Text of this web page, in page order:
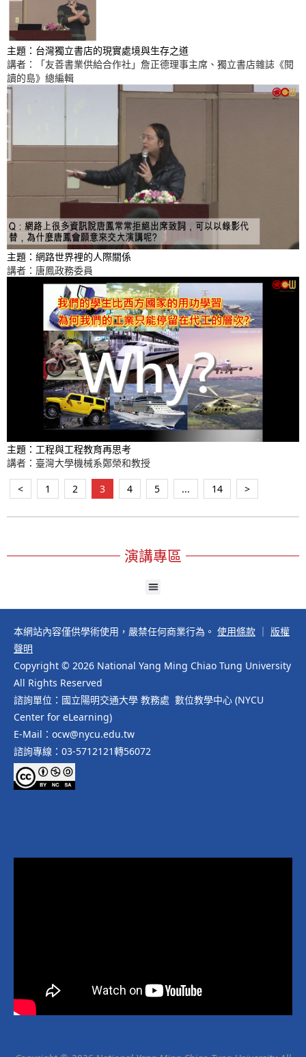
主題：台灣獨立書店的現實處境與生存之道
講者：「友善書業供給合作社」詹正德理事主席、獨立書店雜誌《閱
讀的島》總編輯
主題：網路世界裡的人際關係
講者：唐鳳政務委員
主題：工程與工程教育再思考
講者：臺灣大學機械系鄭榮和教授
<
1 2 3 4 5 ... 14 >
演講專區
本網站內容僅供學術使用，嚴禁任何商業行為。 使用條款
版權
聲明
Copyright © 2026 National Yang Ming Chiao Tung University
All Rights Reserved
諮詢單位：國立陽明交通大學 教務處 數位教學中心 (NYCU
Center for eLearning)
E-Mail：ocw@nycu.edu.tw
諮詢專線：03-5712121轉56072